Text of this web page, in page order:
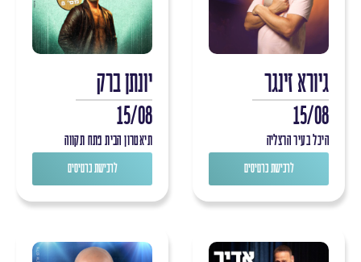
גיורא זינגר
15/08
היכל בעיר הרצליה
לרכישת כרטיסים
יונתן ברק
15/08
תיאטרון הבית פתח תקווה
לרכישת כרטיסים